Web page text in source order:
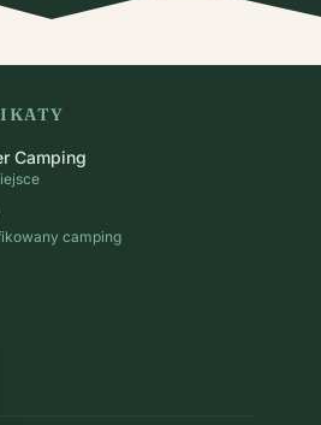
Camping
camping